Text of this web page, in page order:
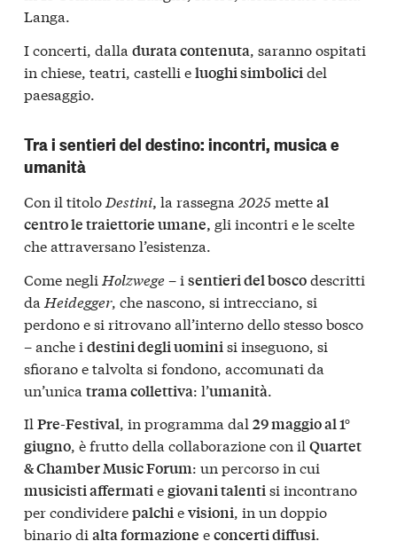
Langa.
I concerti, dalla durata contenuta, saranno ospitati
in chiese, teatri, castelli eluoghi simbolicidel
paesaggio.
Tra i sentieri del destino: incontri, musica e
umanità
Con il titolo Destini, la rassegna 2025metteal
centro le traiettorie umane, gli incontri e le scelte
che attraversano l’esistenza.
Come negli Holzwege– i sentieri del boscodescritti
da Heidegger, che nascono, si intrecciano, si
perdono e si ritrovano all’interno dello stesso bosco
– anche i destini degli uominisi inseguono, si
sfiorano e talvolta si fondono, accomunati da
un’unica trama collettiva: l’umanità.
Il Pre-Festival, in programma dal 29 maggio al 1°
giugno, è frutto della collaborazione con il Quartet
& Chamber Music Forum: un percorso in cui
musicisti affermatiegiovani talentisi incontrano
per condividerepalchievisioni, in un doppio
binario di alta formazione econcerti diffusi.